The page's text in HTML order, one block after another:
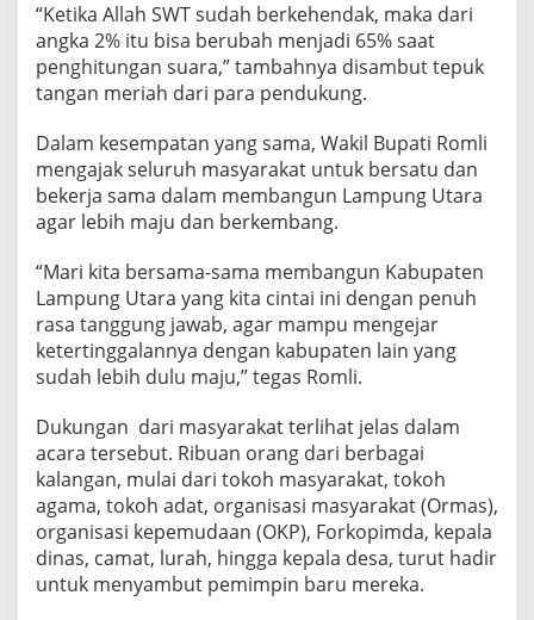
“Ketika Allah SWT sudah berkehendak, maka dari
angka 2% itu bisa berubah menjadi 65% saat
penghitungan suara,” tambahnya disambut tepuk
tangan meriah dari para pendukung.
Dalam kesempatan yang sama, Wakil Bupati Romli
mengajak seluruh masyarakat untuk bersatu dan
bekerja sama dalam membangun Lampung Utara
agar lebih maju dan berkembang.
“Mari kita bersama-sama membangun Kabupaten
Lampung Utara yang kita cintai ini dengan penuh
rasa tanggung jawab, agar mampu mengejar
ketertinggalannya dengan kabupaten lain yang
sudah lebih dulu maju,” tegas Romli.
Dukungan dari masyarakat terlihat jelas dalam
acara tersebut. Ribuan orang dari berbagai
kalangan, mulai dari tokoh masyarakat, tokoh
agama, tokoh adat, organisasi masyarakat (Ormas),
organisasi kepemudaan (OKP), Forkopimda, kepala
dinas, camat, lurah, hingga kepala desa, turut hadir
untuk menyambut pemimpin baru mereka.